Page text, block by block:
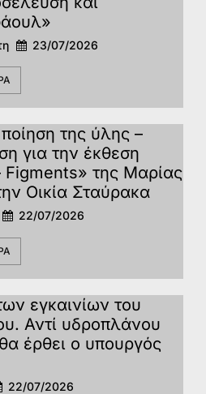
23/07/2026
της ύλης –
για την έκθεση
Figments» της Μαρίας
Οικία Σταύρακα
22/07/2026
εγκαινίων του
Αντί υδροπλάνου
έρθει ο υπουργός
22/07/2026